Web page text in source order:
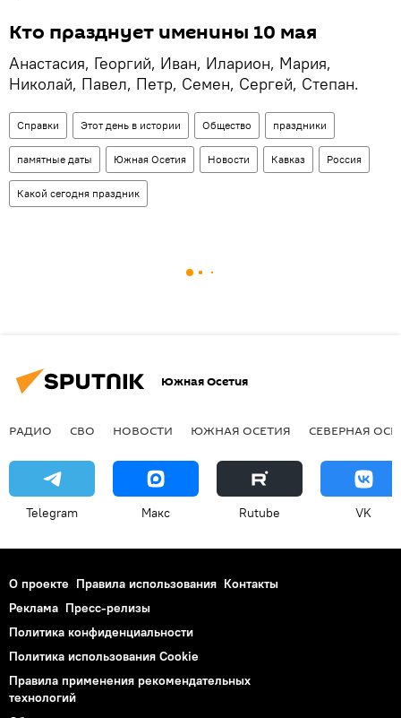
Кто празднует именины 10 мая
Анастасия, Георгий, Иван, Иларион, Мария,
Николай, Павел, Петр, Семен, Сергей, Степан.
Справки Этот день в истории Общество праздники
памятные даты Южная Осетия Новости Кавказ Россия
Какой сегодня праздник
Южная Осетия
РАДИО СВО НОВОСТИ ЮЖНАЯ ОСЕТИЯ СЕВЕРНАЯ
Telegram Макс Rutube VK
О проекте Правила использования Контакты
Реклама Пресс-релизы
Политика конфиденциальности
Политика использования Cookie
Правила применения рекомендательных
технологий